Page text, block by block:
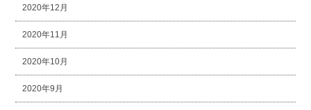
2020年12月
2020年11月
2020年10月
2020年9月